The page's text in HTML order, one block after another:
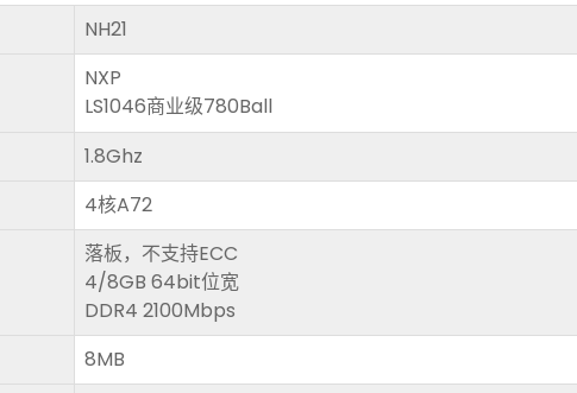
NH21
NXP
LS1046商业级780Ball
1.8Ghz
4核A72
落板，不支持ECC
4/8GB 64bit位宽
DDR4 2100Mbps
8MB